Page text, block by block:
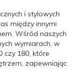
i stylowych
między innymi
Wśród naszych
wymiarach, w
czy 180, które
zapewniając